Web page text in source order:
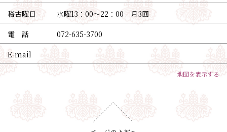
稽古曜日
水曜13：00〜22：00 月3回
電 話
072-635-3700
E-mail
地図を表示する